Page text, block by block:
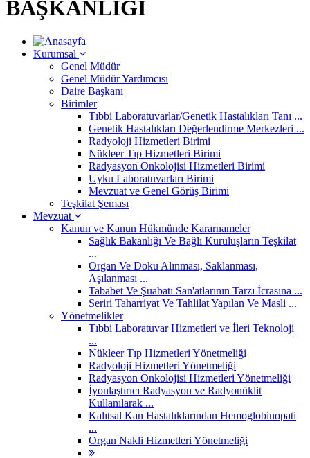
BAŞKANLIĞI
Kurumsal
Genel Müdür
Genel Müdür Yardımcısı
Daire Başkanı
Birimler
Tıbbi Laboratuvarlar/Genetik Hastalıkları Tanı ...
Genetik Hastalıkları Değerlendirme Merkezleri ...
Radyoloji Hizmetleri Birimi
Nükleer Tıp Hizmetleri Birimi
Radyasyon Onkolojisi Hizmetleri Birimi
Uyku Laboratuvarları Birimi
Mevzuat ve Genel Görüş Birimi
Teşkilat Şeması
Mevzuat
Kanun ve Kanun Hükmünde Kararnameler
Sağlık Bakanlığı Ve Bağlı Kuruluşların Teşkilat
...
Organ Ve Doku Alınması, Saklanması,
Aşılanması ...
Tababet Ve Şuabatı San'atlarının Tarzı İcrasına ...
Seriri Taharriyat Ve Tahlilat Yapılan Ve Masli ...
Yönetmelikler
Tıbbi Laboratuvar Hizmetleri ve İleri Teknoloji
...
Nükleer Tıp Hizmetleri Yönetmeliği
Radyoloji Hizmetleri Yönetmeliği
Radyasyon Onkolojisi Hizmetleri Yönetmeliği
İyonlaştırıcı Radyasyon ve Radyonüklit
Kullanılarak ...
Kalıtsal Kan Hastalıklarından Hemoglobinopati
...
Organ Nakli Hizmetleri Yönetmeliği